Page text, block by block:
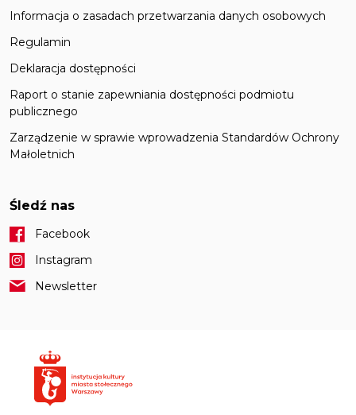
Informacja o zasadach przetwarzania danych osobowych
Regulamin
Deklaracja dostępności
Raport o stanie zapewniania dostępności podmiotu
publicznego
Zarządzenie w sprawie wprowadzenia Standardów Ochrony
Małoletnich
Śledź nas
Facebook
Instagram
Newsletter